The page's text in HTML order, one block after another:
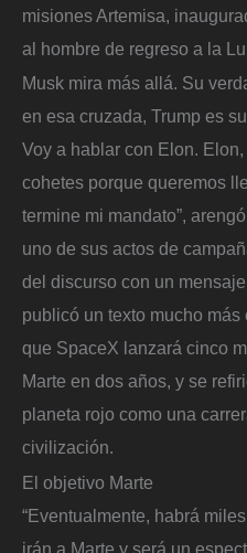
misiones Artemisa,
al hombre de regreso a la
Musk mira más allá. Su
en esa cruzada, Trump es
Voy a hablar con Elon.
cohetes porque queremos
termine mi mandato”,
uno de sus actos de
del discurso con un
publicó un texto mucho
que SpaceX lanzará cinco
Marte en dos años, y se
planeta rojo como una
civilización.
El objetivo Marte
“Eventualmente, habrá
irán a Marte y será un